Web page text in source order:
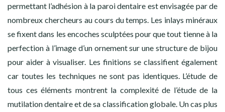
permettant l’adhésion à la paroi dentaire est envisagée par de
nombreux chercheurs au cours du temps. Les inlays minéraux
se fixent dans les encoches sculptées pour que tout tienne à la
perfection à l’image d’un ornement sur une structure de bijou
pour aider à visualiser. Les finitions se classifient également
car toutes les techniques ne sont pas identiques. L’étude de
tous ces éléments montrent la complexité de l’étude de la
mutilation dentaire et de sa classification globale. Un cas plus